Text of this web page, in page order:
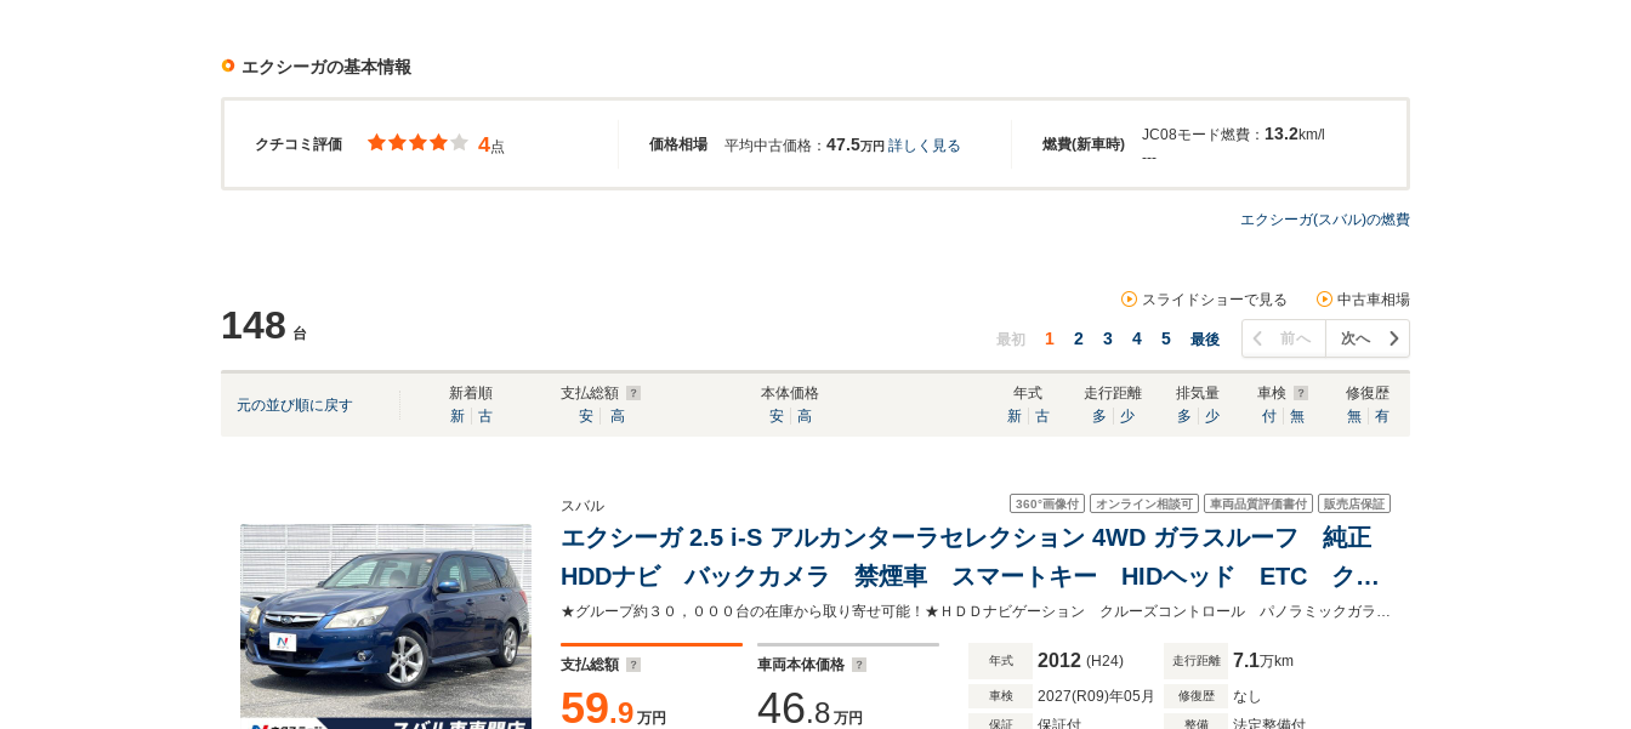
エクシーガの基本情報
クチコミ評価 価格相場 燃費(新車時)
4点 平均中古価格： 47.5万円 詳しく見る
JC08モード燃費： 13.2km/l
---
エクシーガ(スバル)の燃費
148 台
スライドショーで見る 中古車相場
最初 1 2 3 4 5 最後 前へ 次へ
元の並び順に戻す
新着順
新
古
支払総額
安
高
本体価格
安
高
年式
新
古
走行距離
多
少
排気量
多
少
車検
付
無
修復歴
無
有
360°画像付 オンライン相談可 車両品質評価書付 販売店保証
スバル
エクシーガ 2.5 i-S アルカンターラセレクション 4WD ガラスルーフ 純正
HDDナビ バックカメラ 禁煙車 スマートキー HIDヘッド ETC クル
コン 純正17インチアルミ オートライト デュアルエアコン
Bluetooth CD DVD再生 フルセグ
★グループ約３０，０００台の在庫から取り寄せ可能！★ＨＤＤナビゲーション クルーズコントロール パノラミックガラスルーフ キーレスアクセス ７人乗り
支払総額
59.9 万円
車両本体価格
46.8 万円
年式 2012 (H24) 走行距離 7.1万km
車検 2027(R09)年05月 修復歴 なし
保証 保証付 整備 法定整備付